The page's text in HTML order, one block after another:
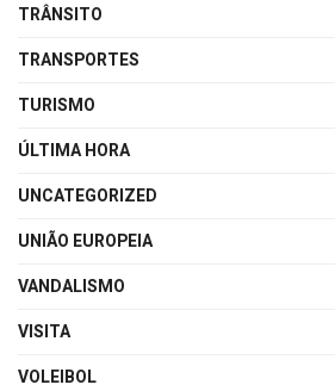
TRÂNSITO
TRANSPORTES
TURISMO
ÚLTIMA HORA
UNCATEGORIZED
UNIÃO EUROPEIA
VANDALISMO
VISITA
VOLEIBOL